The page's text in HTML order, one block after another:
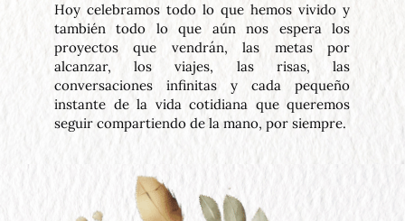
Hoy celebramos todo lo que hemos vivido y
también todo lo que aún nos espera los
proyectos que vendrán, las metas por
alcanzar, los viajes, las risas, las
conversaciones infinitas y cada pequeño
instante de la vida cotidiana que queremos
seguir compartiendo de la mano, por siempre.